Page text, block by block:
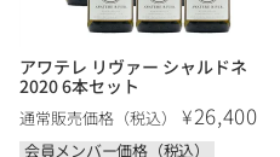
アワテレ リヴァー シャルドネ
2020 6本セット
通常販売価格（税込） ¥26,400
会員メンバー価格（税込）